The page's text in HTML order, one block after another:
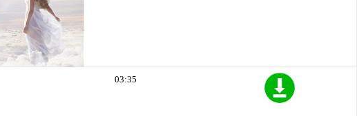
03:35